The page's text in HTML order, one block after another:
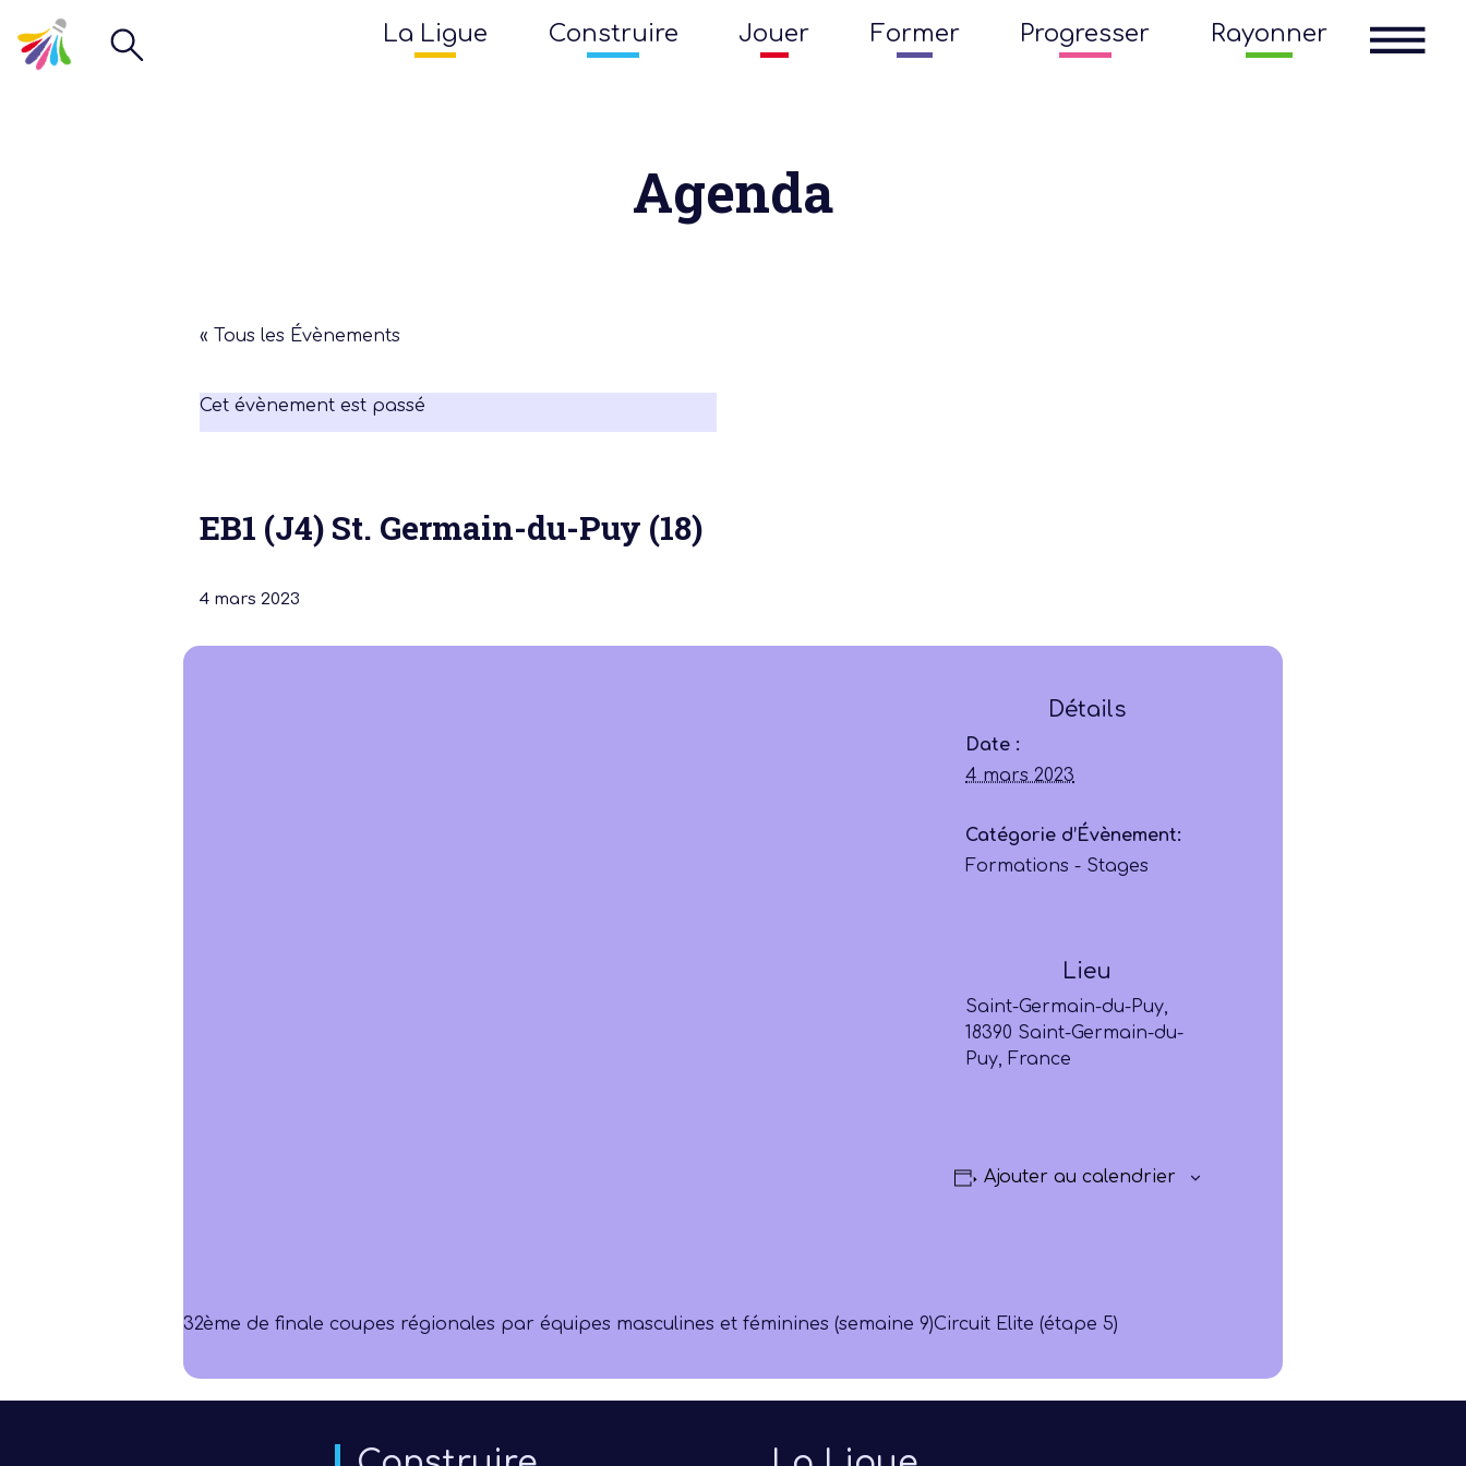
La Ligue Construire Jouer Former Progresser Rayonner
Construire
Progresser
Agenda
« Tous les Évènements
Cet évènement est passé
EB1 (J4) St. Germain-du-Puy (18)
4 mars 2023
Détails
Date :
4 mars 2023
Catégorie d’Évènement:
Formations - Stages
Lieu
Saint-Germain-du-Puy,
18390 Saint-Germain-du-
Puy, France
Ajouter au calendrier
32ème de finale coupes régionales par équipes masculines et féminines (semaine 9)Circuit Elite (étape 5)